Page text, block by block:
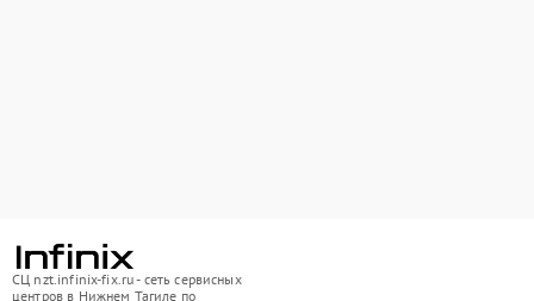
СЦ nzt.infinix-fix.ru - сеть сервисных
центров в Нижнем Тагиле по